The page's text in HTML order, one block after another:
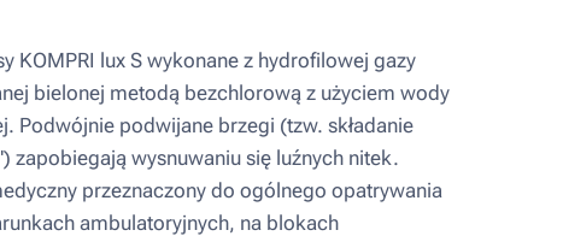
KOMPRI lux S wykonane z hydrofilowej gazy
bielonej metodą bezchlorową z użyciem wody
Podwójnie podwijane brzegi (tzw. składanie
zapobiegają wysnuwaniu się luźnych nitek.
przeznaczony do ogólnego opatrywania
ambulatoryjnych, na blokach